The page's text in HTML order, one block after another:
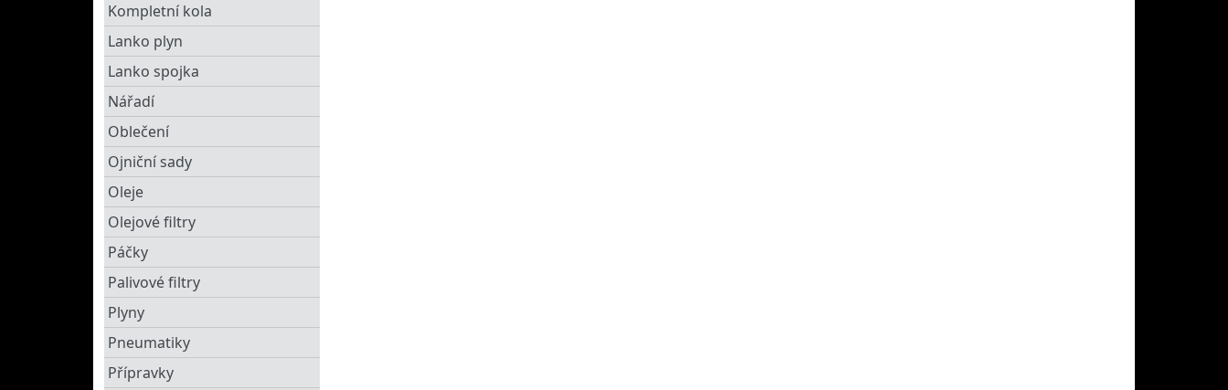
Kompletní kola
Lanko plyn
Lanko spojka
Nářadí
Oblečení
Ojniční sady
Oleje
Olejové filtry
Páčky
Palivové filtry
Plyny
Pneumatiky
Přípravky